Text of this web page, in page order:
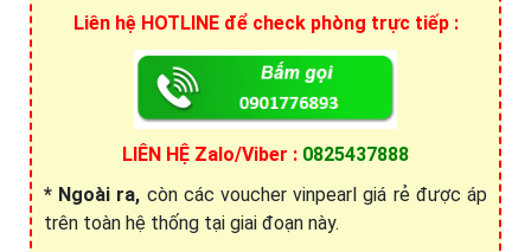
Liên hệ HOTLINE để check phòng trực tiếp :
LIÊN HỆ Zalo/Viber : 0825437888
* Ngoài ra, còn các voucher vinpearl giá rẻ được áp
trên toàn hệ thống tại giai đoạn này.